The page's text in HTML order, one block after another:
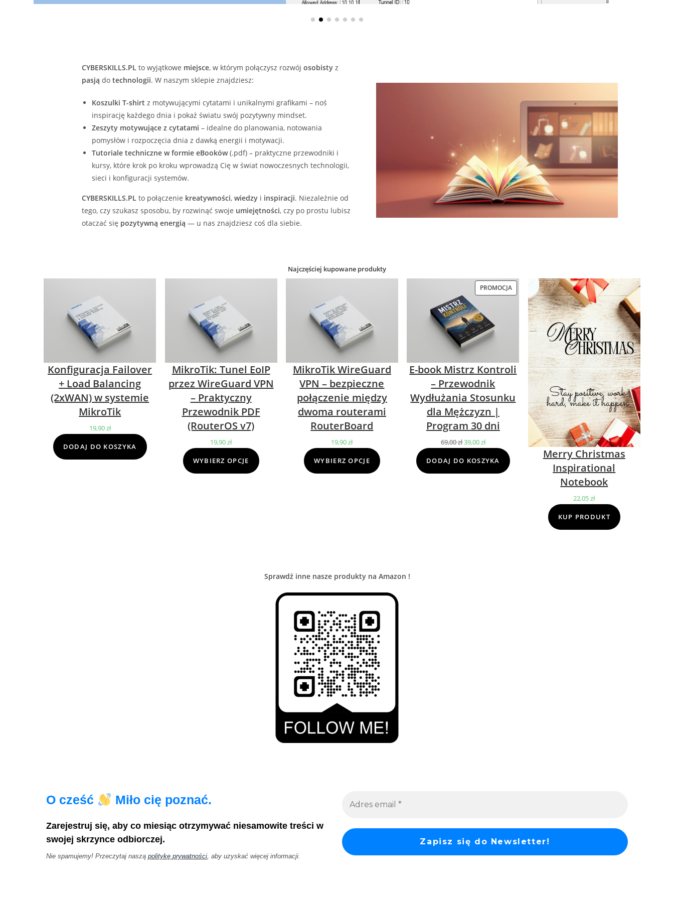
CYBERSKILLS.PLto wyjątkowe miejsce, w którym połączysz rozwój osobistyz
pasją do technologii. W naszym sklepie znajdziesz:
Koszulki T-shirt z motywującymi cytatami i unikalnymi grafikami – noś
inspirację każdego dnia i pokaż światu swój pozytywny mindset.
Zeszyty motywujące z cytatami – idealne do planowania, notowania
pomysłów i rozpoczęcia dnia z dawką energii i motywacji.
Tutoriale techniczne w formie eBooków(.pdf) – praktyczne przewodniki i
kursy, które krok po kroku wprowadzą Cię w świat nowoczesnych technologii,
sieci i konfiguracji systemów.
CYBERSKILLS.PLto połączenie kreatywności, wiedzyi inspiracji. Niezależnie od
tego, czy szukasz sposobu, by rozwinąć swoje umiejętności, czy po prostu lubisz
otaczać się pozytywną energią — u nas znajdziesz coś dla siebie.
Najczęściej kupowane produkty
Konfiguracja Failover
+ Load Balancing
(2xWAN) w systemie
MikroTik
19,90zł
DODAJ DO KOSZYKA
MikroTik: Tunel EoIP
przez WireGuard VPN
– Praktyczny
Przewodnik PDF
(RouterOS v7)
19,90zł
WYBIERZ OPCJE
MikroTik WireGuard
VPN – bezpieczne
połączenie między
dwoma routerami
RouterBoard
19,90zł
WYBIERZ OPCJE
PROMOCJAPRODUKT
PROMOCJI
E-book Mistrz Kontroli
– Przewodnik
Wydłużania Stosunku
dla Mężczyzn |
Program 30 dni
69,00złPierwotna
39,00złAktualna
wynosi:
DODAJ DO KOSZYKA
Merry Christmas
Inspirational
Notebook
22,05zł
KUP PRODUKT
Sprawdź inne nasze produkty na Amazon !
O cześć Miło cię poznać.
Zarejestruj się, aby co miesiąc otrzymywać niesamowite treści w
swojej skrzynce odbiorczej.
Nie spamujemy! Przeczytaj nasząpolitykę prywatności, aby uzyskać więcej informacji.